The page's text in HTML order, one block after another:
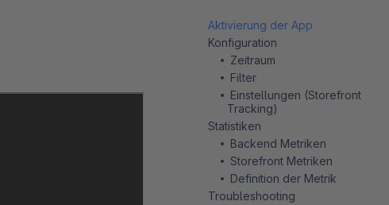
Aktivierung der App
Konfiguration
Zeitraum
Filter
Einstellungen (Storefront
Tracking)
Statistiken
Backend Metriken
Storefront Metriken
Definition der Metrik
Troubleshooting